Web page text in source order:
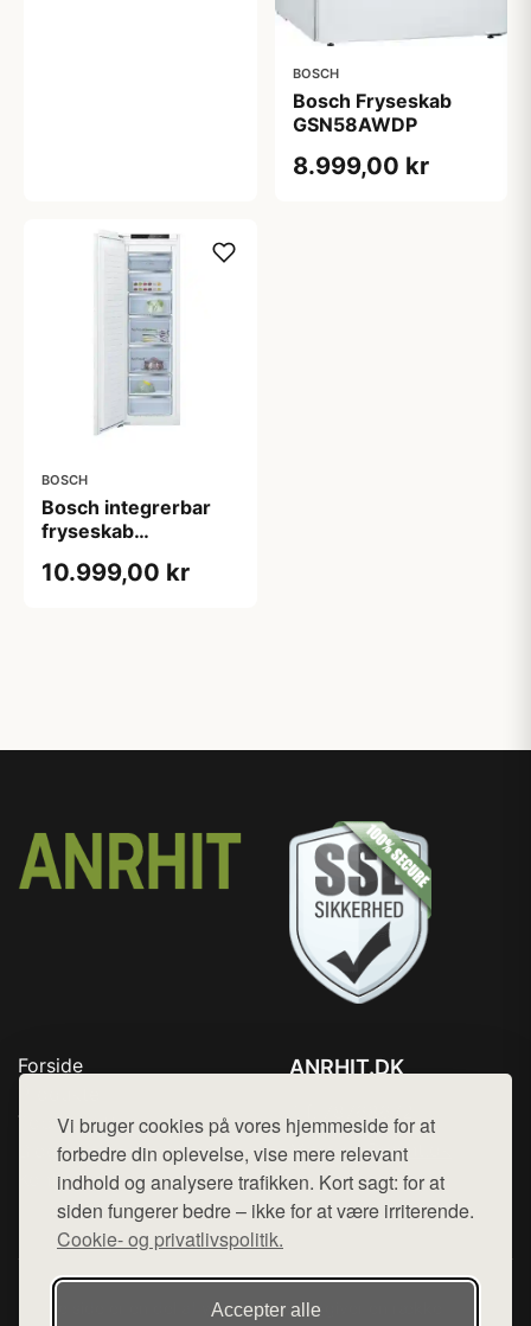
Vi bruger cookies på vores hjemmeside for at
forbedre din oplevelse, vise mere relevant
indhold og analysere trafikken. Kort sagt: for at
siden fungerer bedre – ikke for at være irriterende.
Cookie- og privatlivspolitik.
Accepter alle
BOSCH
Bosch Fryseskab
GSN58AWDP
8.999,00 kr
BOSCH
Bosch integrerbar
fryseskab
garanti
10.999,00 kr
Forside
Top Rabatter
Blog
Kontakt
ANRHIT.DK
Mail: hej@want.dk
Cookie- og privatlivspolitik
Denne side er en del af want.dk, der udgiver en række